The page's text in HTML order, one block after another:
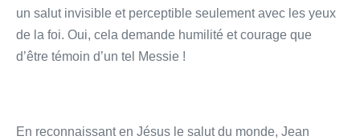
un salut invisible et perceptible seulement avec les yeux
de la foi. Oui, cela demande humilité et courage que
d’être témoin d’un tel Messie !
En reconnaissant en Jésus le salut du monde, Jean